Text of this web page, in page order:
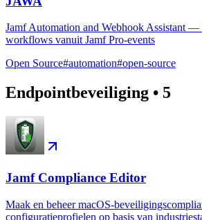
Jamf Automation and Webhook Assistant —
workflows vanuit Jamf Pro-events
Open Source#automation#open-source
Endpointbeveiliging • 5
Jamf Compliance Editor
Maak en beheer macOS-
configuratieprofielen op basis van